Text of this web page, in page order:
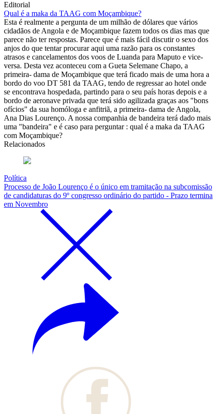
Editorial
Qual é a maka da TAAG com Moçambique?
Esta é realmente a pergunta de um milhão de dólares que vários
cidadãos de Angola e de Moçambique fazem todos os dias mas que
parece não ter respostas. Parece que é mais fácil discutir o sexo dos
anjos do que tentar procurar aqui uma razão para os constantes
atrasos e cancelamentos dos voos de Luanda para Maputo e vice-
versa. Desta vez aconteceu com a Gueta Selemane Chapo, a
primeira- dama de Moçambique que terá ficado mais de uma hora a
bordo do voo DT 581 da TAAG, tendo de regressar ao hotel onde
se encontrava hospedada, partindo para o seu país horas depois e a
bordo de aeronave privada que terá sido agilizada graças aos "bons
ofícios" da sua homóloga e anfitriã, a primeira- dama de Angola,
Ana Dias Lourenço. A nossa companhia de bandeira terá dado mais
uma "bandeira" e é caso para perguntar : qual é a maka da TAAG
com Moçambique?
Relacionados
Política
Processo de João Lourenço é o único em tramitação na subcomissão
de candidaturas do 9º congresso ordinário do partido - Prazo termina
em Novembro